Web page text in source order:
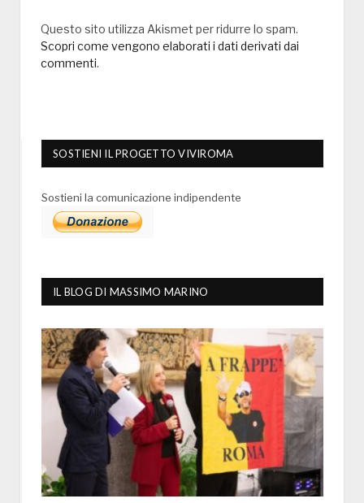
Questo sito utilizza Akismet per ridurre lo spam.
Scopri come vengono elaborati i dati derivati dai
commenti.
SOSTIENI IL PROGETTO VIVIROMA
Sostieni la comunicazione indipendente
IL BLOG DI MASSIMO MARINO